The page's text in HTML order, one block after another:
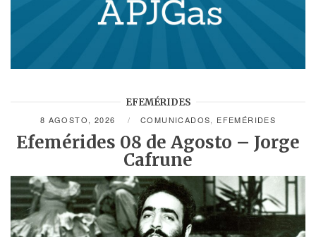
EFEMÉRIDES
8 AGOSTO, 2026 COMUNICADOS EFEMÉRIDES
Efemérides 08 de Agosto – Jorge
Cafrune